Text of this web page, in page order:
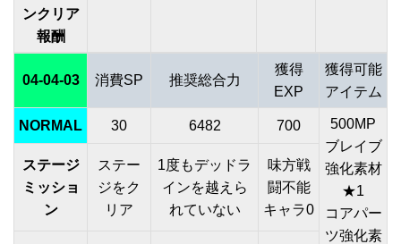
ンクリア
報酬
04-04-03 消費SP 推奨総合力
獲得
EXP
獲得可能
アイテム
NORMAL 30 6482 700
500MP
ブレイブ
強化素材
★1
コアパー
ツ強化素
ステージ
ミッショ
ン
ステー
ジをク
リア
1度もデッドラ
インを越えら
れていない
味方戦
闘不能
キャラ0